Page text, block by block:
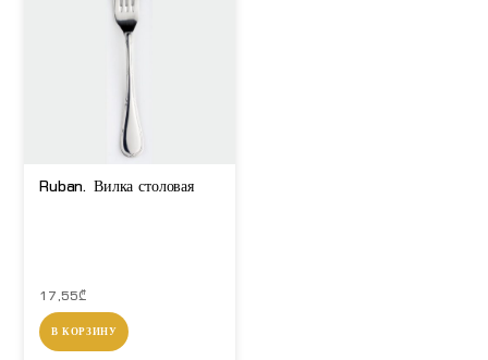
Ruban. Вилка столовая
17,55₾
В КОРЗИНУ